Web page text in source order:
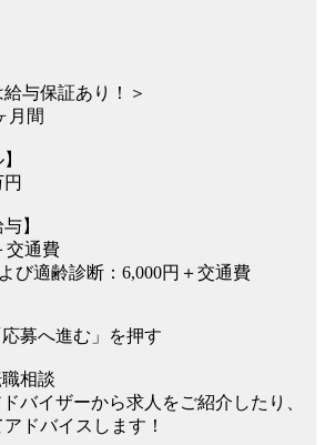
与保証あり！＞
月間
】
交通費
び適齢診断：6,000円＋交通費
応募へ進む」を押す
職相談
バイザーから求人をご紹介したり、
ドバイスします！